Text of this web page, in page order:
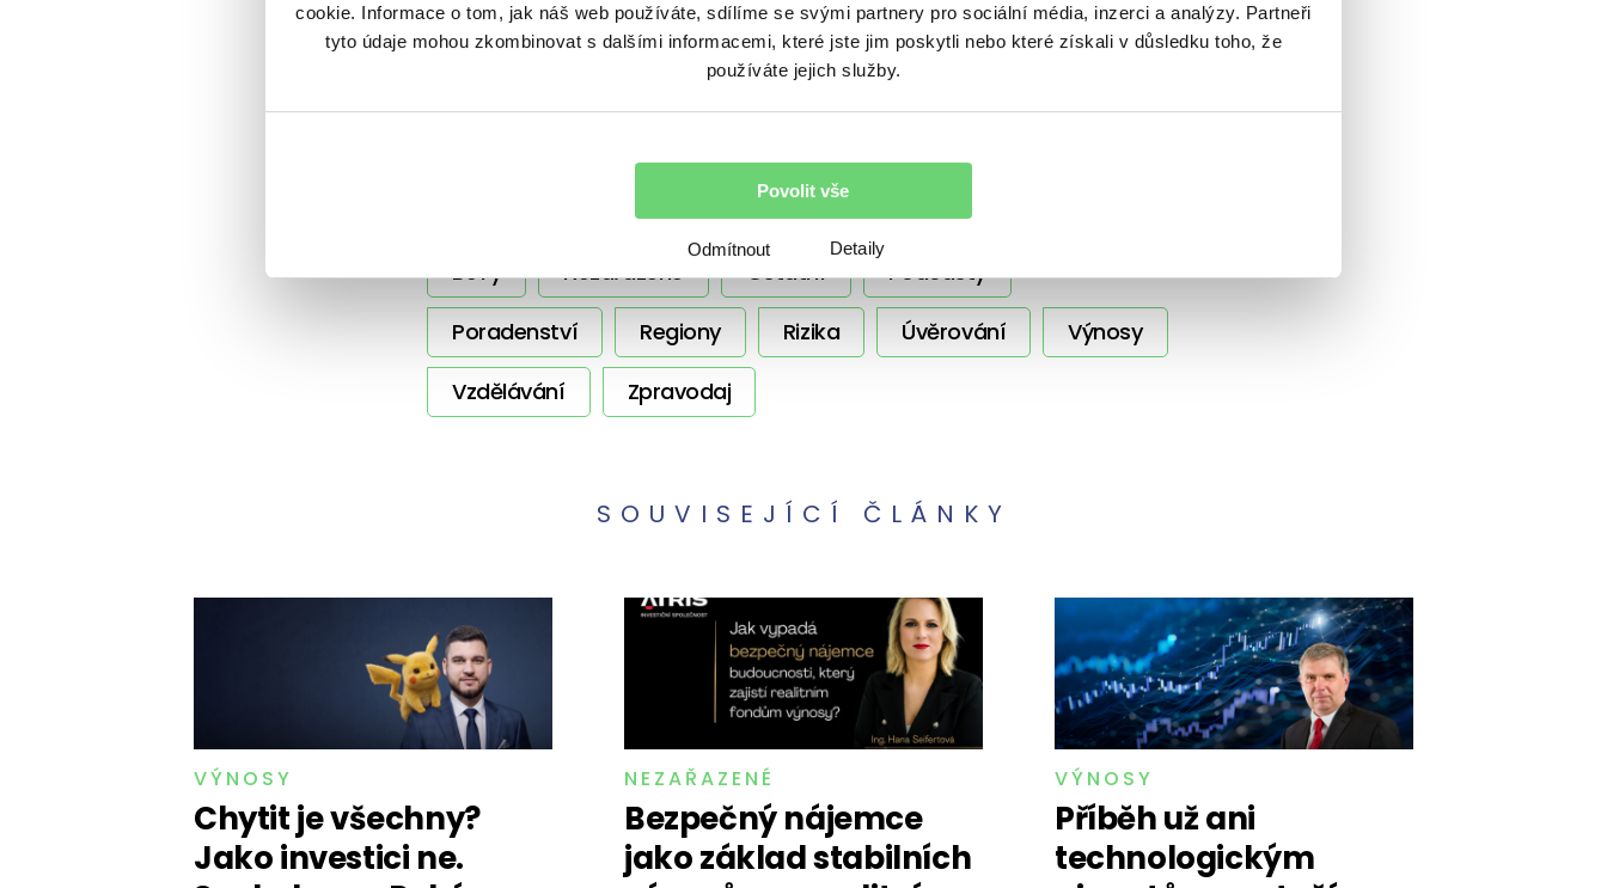
Detaily
cookie. Informace o tom, jak náš web používáte, sdílíme se svými partnery pro sociální média, inzerci a analýzy. Partneři
tyto údaje mohou zkombinovat s dalšími informacemi, které jste jim poskytli nebo které získali v důsledku toho, že
používáte jejich služby.
Odmítnout
Povolit vše
Sdílet s přáteli
BeTy Nezařazené Ostatní
Podcasty
Poradenství
Regiony Rizika Úvěrování
Výnosy
Vzdělávání
Zpravodaj
SOUVISEJÍCÍ ČLÁNKY
VÝNOSY
Chytit je všechny?
Jako investici ne.
NEZAŘAZENÉ
Bezpečný nájemce
jako základ stabilních
VÝNOSY
Příběh už ani
technologickým